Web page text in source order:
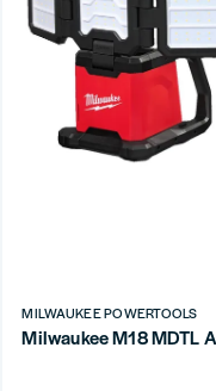
MILWAUKEE POWERTOOLS
Milwaukee M18 MDTL